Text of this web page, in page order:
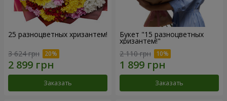
25 разноцветных хризантем!
3 624 грн
Заказать
Букет "15 разноцветных
хризантем!"
2 110 грн
Заказать